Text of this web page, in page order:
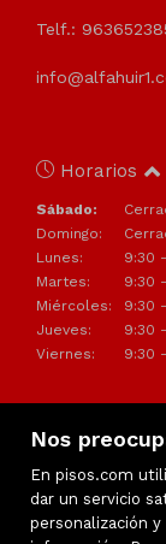
Nos
En pisos.com
dar un servicio
personalización
Telf.:
Horarios
Sábado:
Domingo:
Lunes:
9:30
Martes:
9:30
Miércoles:
9:30
Jueves:
9:30
Viernes:
9:30